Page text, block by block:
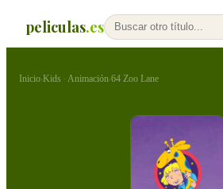
peliculas.es
Inicio›Kids · Animación›64 Zoo Lane